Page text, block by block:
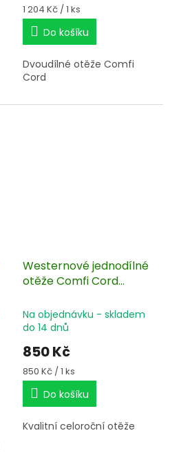
Měrná
cena:
1 204 Kč / 1 ks
Do košíku
Dvoudílné otěže Comfi
Cord
Westernové jednodílné
otěže Comfi Cord
Na objednávku - skladem
do 14 dnů
850 Kč
Měrná
cena:
850 Kč / 1 ks
Do košíku
Kvalitní celoroční otěže